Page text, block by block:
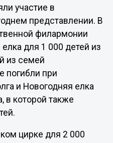
участие в
представлении. В
филармонии
для 1 000 детей из
из семей
погибли при
и Новогодняя елка
в которой также
цирке для 2 000